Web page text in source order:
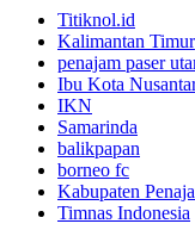
Titiknol.id
Kalimantan Timur
penajam paser
Ibu Kota
IKN
Samarinda
balikpapan
borneo fc
Kabupaten
Timnas Indonesia